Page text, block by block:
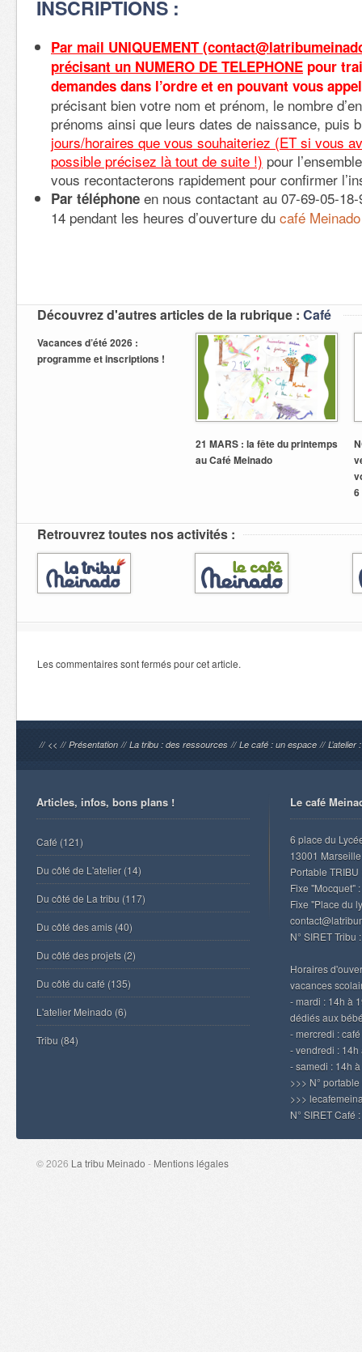
INSCRIPTIONS :
Par mail UNIQUEMENT
précisant un NUMERO DE TELEPHONE pour
demandes dans l’ordre et en pouvant vous
précisant bien votre nom et prénom, le nombre
prénoms ainsi que leurs dates de naissance, puis
jours/horaires que vous souhaiteriez (ET si vous
possible précisez là tout de suite !) pour
vous recontacterons rapidement pour confirmer
Par téléphone en nous contactant au 07-69-05-
14 pendant les heures d’ouverture du café Meinado
Découvrez d'autres articles de la rubrique : Café
Vacances d’été 2026 :
programme et inscriptions !
21 MARS : la fête du printemps
au Café Meinado
Retrouvrez toutes nos activités :
Les commentaires sont fermés pour cet article.
// << // Présentation // La tribu : des ressources // Le café : un espace //
Articles, infos, bons plans !
Café (121)
Du côté de L'atelier (14)
Du côté de La tribu (117)
Du côté des amis (40)
Du côté des projets (2)
Du côté du café (135)
L'atelier Meinado (6)
Tribu (84)
Le café
6 place du
13001 Marseille
Portable
Fixe "Mocquet"
Fixe "Place du
N° SIRET
Horaires
vacances
- mardi : 14h à
dédiés aux
- mercredi :
- vendredi :
- samedi : 14h
>>> N°
>>>
N° SIRET Café
© 2026 La tribu Meinado - Mentions légales